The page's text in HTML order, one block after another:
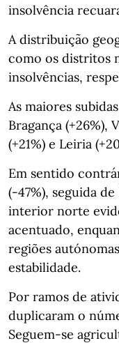
insolvência
A distribuição
como os distritos
insolvências,
As maiores
Bragança (+26%),
(+21%) e Leiria
Em sentido
(-47%), seguida
interior norte
acentuado,
regiões
estabilidade.
Por ramos de
duplicaram o
Seguem‑se